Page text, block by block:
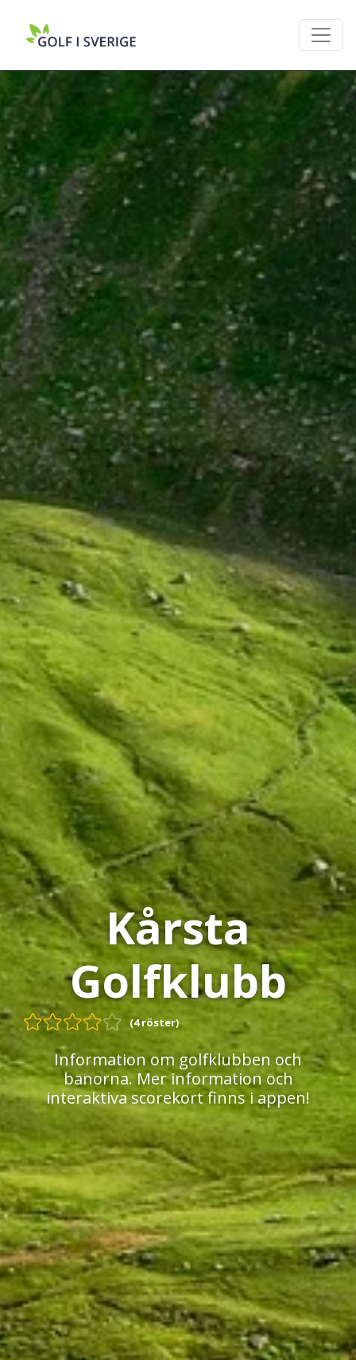
Kårsta
Golfklubb
(4 röster)
Information om golfklubben och
banorna. Mer information och
interaktiva scorekort finns i appen!